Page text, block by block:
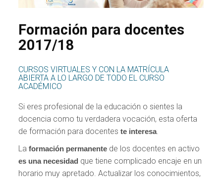
Formación para docentes
2017/18
CURSOS VIRTUALES Y CON LA MATRÍCULA
ABIERTA A LO LARGO DE TODO EL CURSO
ACADÉMICO
Si eres profesional de la educación o sientes la
docencia como tu verdadera vocación, esta oferta
de formación para docentes te interesa.
Laformación permanente de los docentes en activo
es una necesidad que tiene complicado encaje en un
horario muy apretado. Actualizar los conocimientos,